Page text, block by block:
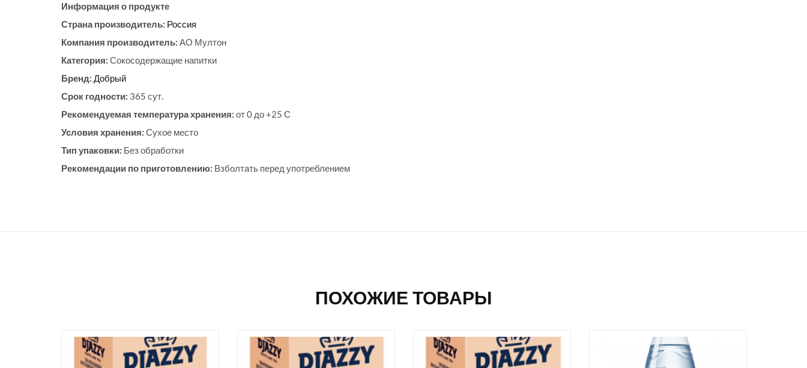
Информация о продукте
Страна производитель: Россия
Компания производитель: АО Мултон
Категория: Сокосодержащие напитки
Бренд: Добрый
Срок годности: 365 сут.
Рекомендуемая температура хранения: от 0 до +25 С
Условия хранения: Сухое место
Тип упаковки: Без обработки
Рекомендации по приготовлению: Взболтать перед употреблением
ПОХОЖИЕ ТОВАРЫ